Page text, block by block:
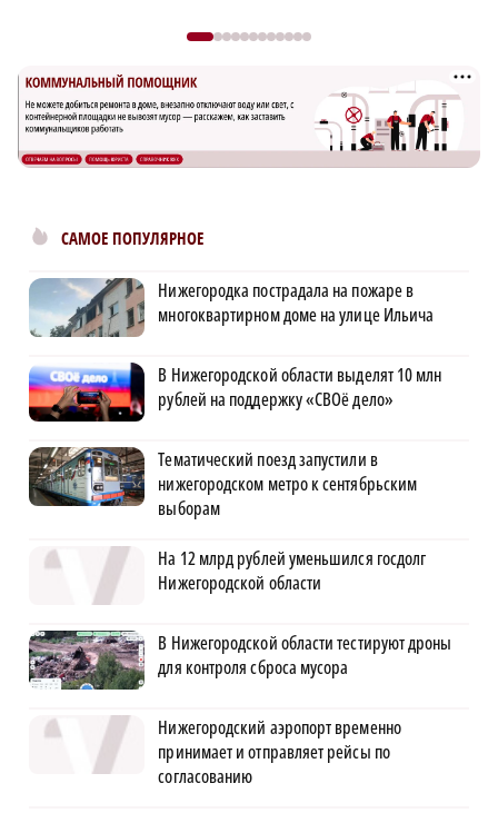
САМОЕ ПОПУЛЯРНОЕ
Нижегородка пострадала на пожаре в
многоквартирном доме на улице Ильича
В Нижегородской области выделят 10 млн
рублей на поддержку «СВОё дело»
Тематический поезд запустили в
нижегородском метро к сентябрьским
выборам
На 12 млрд рублей уменьшился госдолг
Нижегородской области
В Нижегородской области тестируют дроны
для контроля сброса мусора
Нижегородский аэропорт временно
принимает и отправляет рейсы по
согласованию